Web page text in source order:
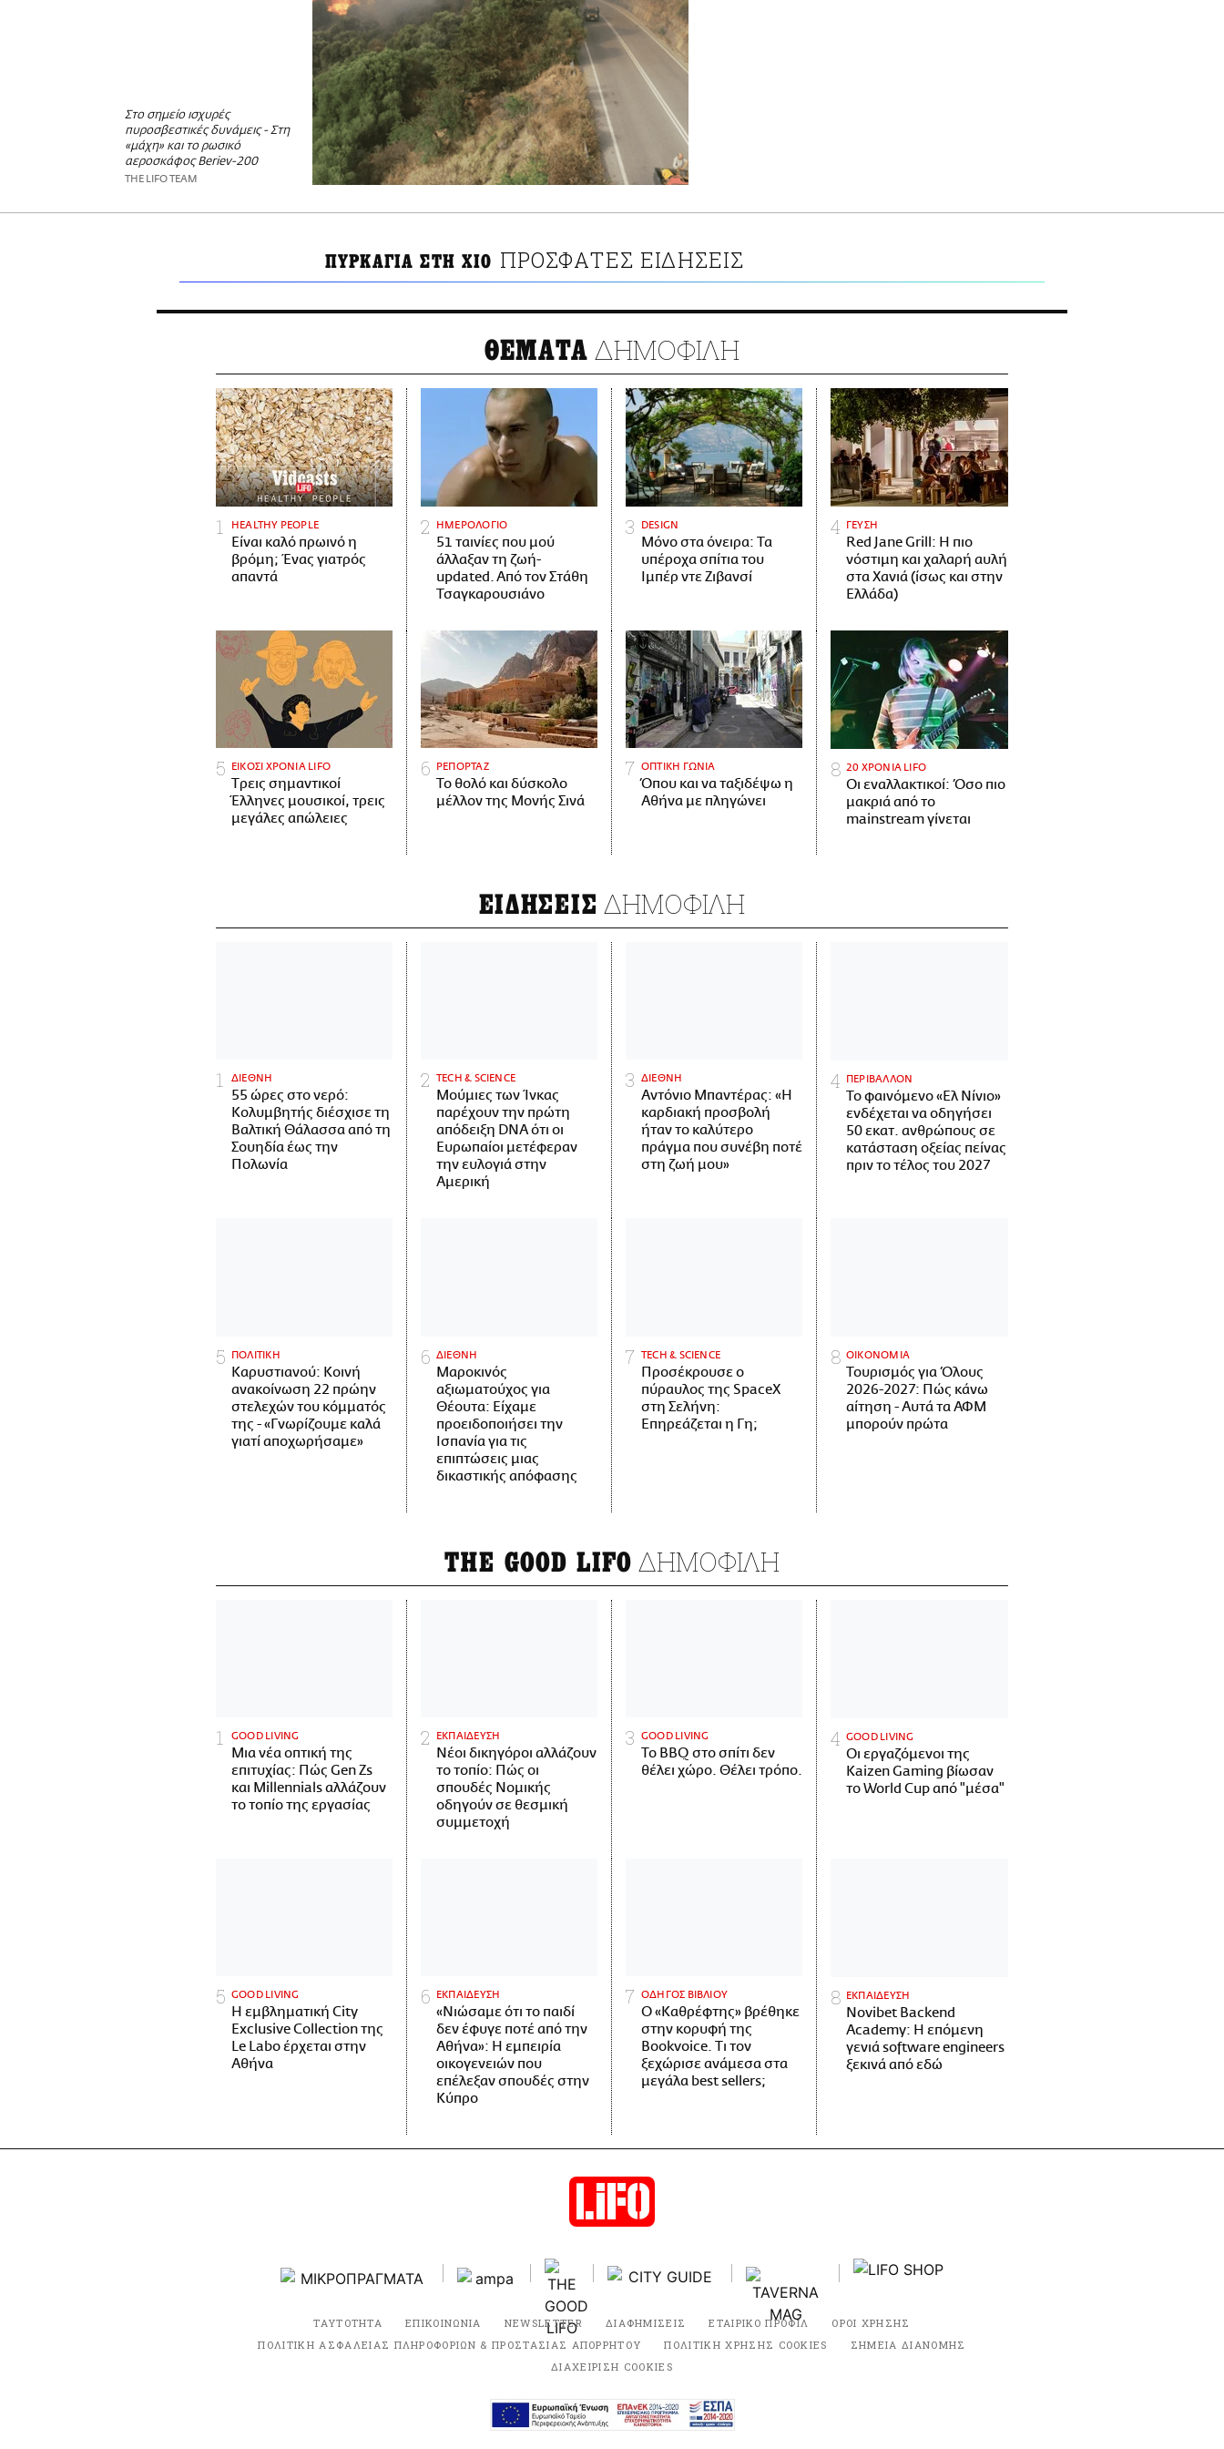
Στο σημείο ισχυρές
πυροσβεστικές δυνάμεις - Στη
«μάχη» και το ρωσικό
αεροσκάφος Beriev-200
THE LIFO TEAM
ΠΥΡΚΑΓΙΑ ΣΤΗ ΧΙΟ ΠΡΟΣΦΑΤΕΣ ΕΙΔΗΣΕΙΣ
ΘΕΜΑΤΑ ΔΗΜΟΦΙΛΗ
HEALTHY PEOPLE
Είναι καλό πρωινό η
βρόμη; Ένας γιατρός
απαντά
ΗΜΕΡΟΛΟΓΙΟ
51 ταινίες που μού
άλλαξαν τη ζωή-
updated. Aπό τον Στάθη
Τσαγκαρουσιάνο
DESIGN
Μόνο στα όνειρα: Τα
υπέροχα σπίτια του
Ιμπέρ ντε Ζιβανσί
ΓΕΥΣΗ
Red Jane Grill: Η πιο
νόστιμη και χαλαρή αυλή
στα Χανιά (ίσως και στην
Ελλάδα)
ΕΙΚΟΣΙ ΧΡΟΝΙΑ LIFO
Tρεις σημαντικοί
Έλληνες μουσικοί, τρεις
μεγάλες απώλειες
ΡΕΠΟΡΤΑΖ
Το θολό και δύσκολο
μέλλον της Μονής Σινά
ΟΠΤΙΚΗ ΓΩΝΙΑ
Όπου και να ταξιδέψω η
Αθήνα με πληγώνει
20 ΧΡΟΝΙΑ LIFO
Οι εναλλακτικοί: Όσο πιο
μακριά από το
mainstream γίνεται
ΕΙΔΗΣΕΙΣ ΔΗΜΟΦΙΛΗ
ΔΙΕΘΝΗ
55 ώρες στο νερό:
Κολυμβητής διέσχισε τη
Βαλτική Θάλασσα από τη
Σουηδία έως την
Πολωνία
ΤECH & SCIENCE
Μούμιες των Ίνκας
παρέχουν την πρώτη
απόδειξη DNA ότι οι
Ευρωπαίοι μετέφεραν
την ευλογιά στην
Αμερική
ΔΙΕΘΝΗ
Αντόνιο Μπαντέρας: «Η
καρδιακή προσβολή
ήταν το καλύτερο
πράγμα που συνέβη ποτέ
στη ζωή μου»
ΠΕΡΙΒΑΛΛΟΝ
Το φαινόμενο «Ελ Νίνιο»
ενδέχεται να οδηγήσει
50 εκατ. ανθρώπους σε
κατάσταση οξείας πείνας
πριν το τέλος του 2027
ΠΟΛΙΤΙΚΗ
Καρυστιανού: Κοινή
ανακοίνωση 22 πρώην
στελεχών του κόμματός
της - «Γνωρίζουμε καλά
γιατί αποχωρήσαμε»
ΔΙΕΘΝΗ
Μαροκινός
αξιωματούχος για
Θέουτα: Είχαμε
προειδοποιήσει την
Ισπανία για τις
επιπτώσεις μιας
δικαστικής απόφασης
ΤECH & SCIENCE
Προσέκρουσε ο
πύραυλος της SpaceX
στη Σελήνη:
Επηρεάζεται η Γη;
ΟΙΚΟΝΟΜΙΑ
Τουρισμός για Όλους
2026-2027: Πώς κάνω
αίτηση - Αυτά τα ΑΦΜ
μπορούν πρώτα
THE GOOD LIFO ΔΗΜΟΦΙΛΗ
GOOD LIVING
Μια νέα οπτική της
επιτυχίας: Πώς Gen Zs
και Millennials αλλάζουν
το τοπίο της εργασίας
ΕΚΠΑΙΔΕΥΣΗ
Νέοι δικηγόροι αλλάζουν
το τοπίο: Πώς οι
σπουδές Νομικής
οδηγούν σε θεσμική
συμμετοχή
GOOD LIVING
Το BBQ στο σπίτι δεν
θέλει χώρο. Θέλει τρόπο.
GOOD LIVING
Οι εργαζόμενοι της
Kaizen Gaming βίωσαν
το World Cup από "μέσα"
GOOD LIVING
Η εμβληματική City
Exclusive Collection της
Le Labo έρχεται στην
Αθήνα
ΕΚΠΑΙΔΕΥΣΗ
«Νιώσαμε ότι το παιδί
δεν έφυγε ποτέ από την
Αθήνα»: Η εμπειρία
οικογενειών που
επέλεξαν σπουδές στην
Κύπρο
ΟΔΗΓΟΣ ΒΙΒΛΙΟΥ
Ο «Καθρέφτης» βρέθηκε
στην κορυφή της
Bookvoice. Τι τον
ξεχώρισε ανάμεσα στα
μεγάλα best sellers;
ΕΚΠΑΙΔΕΥΣΗ
Novibet Backend
Academy: Η επόμενη
γενιά software engineers
ξεκινά από εδώ
ΤΑΥΤΟΤΗΤΑ ΕΠΙΚΟΙΝΩΝΙΑ NEWSLETTER ΔΙΑΦΗΜΙΣΕΙΣ ΕΤΑΙΡΙΚΟ ΠΡΟΦΙΛ
ΟΡΟΙ ΧΡΗΣΗΣ
ΠΟΛΙΤΙΚΗ ΑΣΦΑΛΕΙΑΣ ΠΛΗΡΟΦΟΡΙΩΝ & ΠΡΟΣΤΑΣΙΑΣ ΑΠΟΡΡΗΤΟΥ
ΠΟΛΙΤΙΚΗ ΧΡΗΣΗΣ COOKIES
ΣΗΜΕΙΑ ΔΙΑΝΟΜΗΣ
ΔΙΑΧΕΙΡΙΣΗ COOKIES